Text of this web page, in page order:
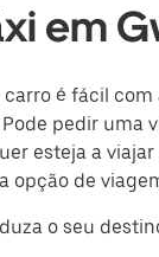
em
é fácil
pedir
esteja a
opção de
o seu